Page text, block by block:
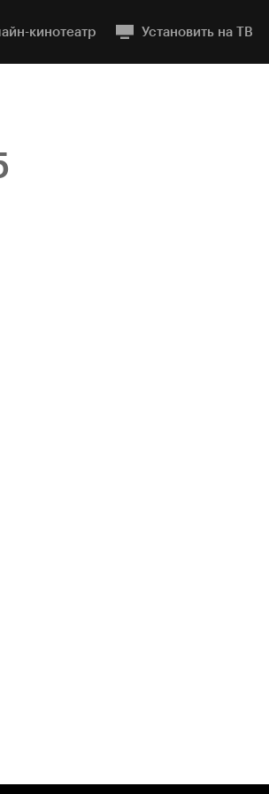
кинотеатр Установить на ТВ